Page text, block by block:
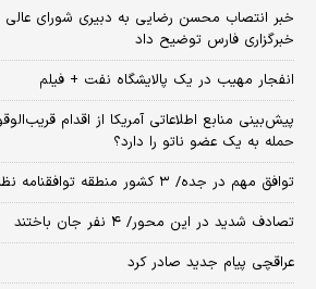
خبر انتصاب محسن رضایی به دبیری شورای
خبرگزاری فارس توضیح داد
انفجار مهیب در یک پالایشگاه نفت + فیلم
پیش‌بینی منابع اطلاعاتی آمریکا از اقدام
حمله به یک عضو ناتو را دارد؟
توافق مهم در جده/ ۳ کشور منطقه توافقنامه نظامی امضا می‌کنند
تصادف شدید در این محور/ ۴ نفر جان باختند
عراقچی پیام جدید صادر کرد